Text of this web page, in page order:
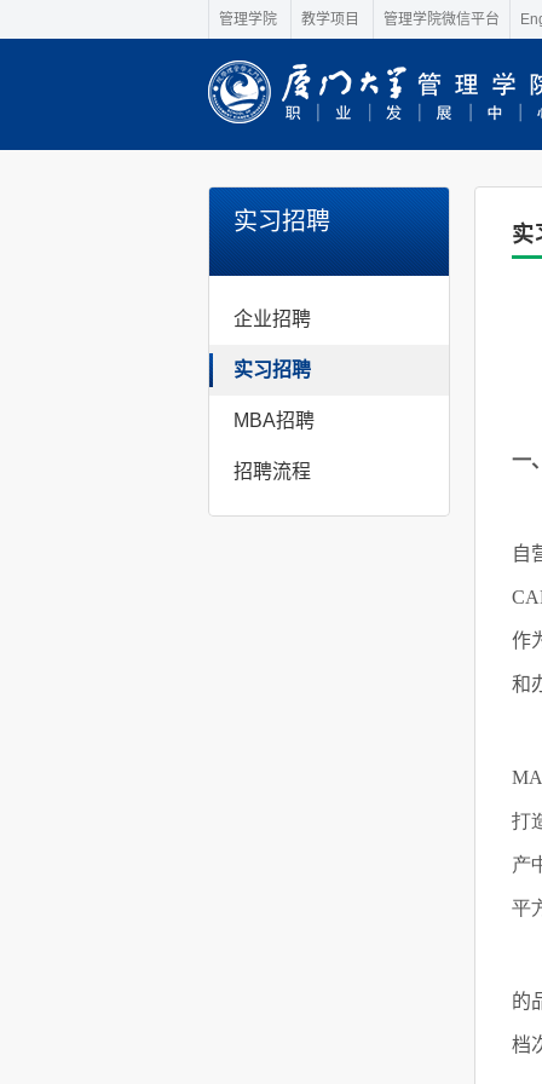
管理学院 教学项目 管理学院微信平台
实习招聘
企业招聘
实习招聘
MBA招聘
招聘流程
实
一、
自
作
和
打
产
平
的
档